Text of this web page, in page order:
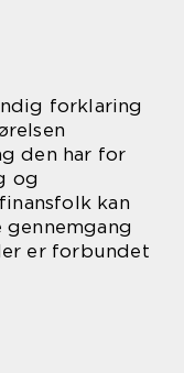
forklaring
den har for
og
kan
er forbundet